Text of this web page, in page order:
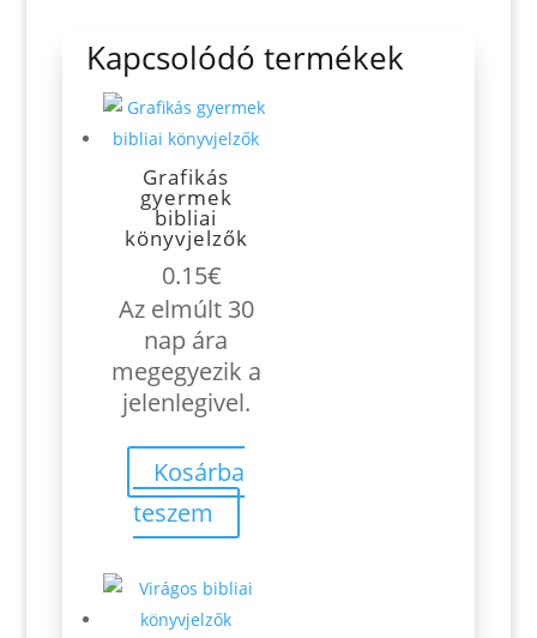
Kapcsolódó termékek
Grafikás
gyermek
bibliai
könyvjelzők
0.15€
Az elmúlt 30
nap ára
megegyezik a
jelenlegivel.
Kosárba
teszem